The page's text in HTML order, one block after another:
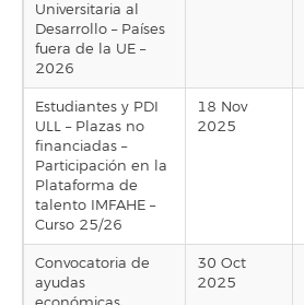
Universitaria al
Desarrollo – Países
fuera de la UE –
2026
Estudiantes y PDI
ULL – Plazas no
financiadas –
Participación en la
Plataforma de
talento IMFAHE –
Curso 25/26
18 Nov
2025
Convocatoria de
ayudas
30 Oct
2025